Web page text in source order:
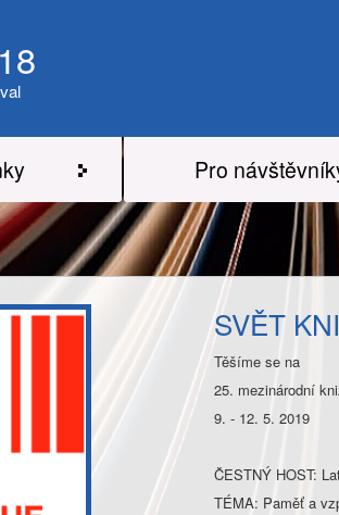
Pro
SVĚT
Těšíme se na
25. mezinárodní
9. - 12. 5. 2019
ČESTNÝ HOST:
TÉMA: Paměť a